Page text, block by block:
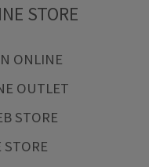
STORE
ONLINE
OUTLET
STORE